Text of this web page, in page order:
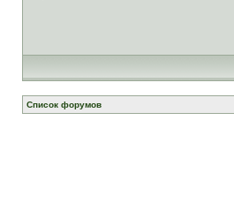
Список форумов